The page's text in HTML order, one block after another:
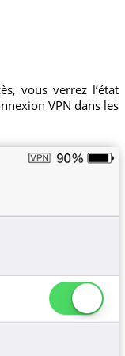
vous verrez l’état
VPN dans les